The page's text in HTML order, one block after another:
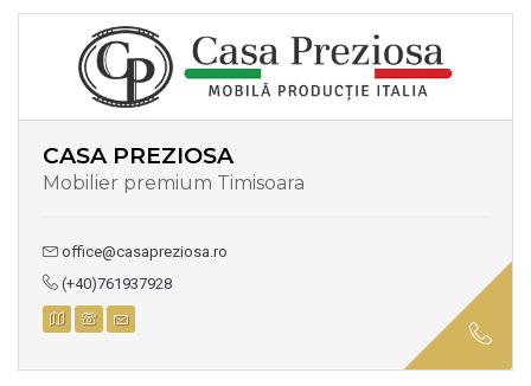
CASA PREZIOSA
Mobilier premium Timisoara
office@casapreziosa.ro
(+40)761937928